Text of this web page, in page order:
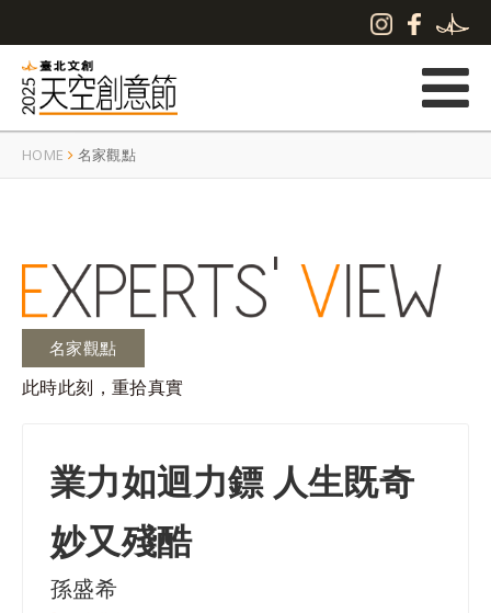
HOME 名家觀點
名家觀點
此時此刻，重拾真實
業力如迴力鏢 人生既奇
妙又殘酷
孫盛希